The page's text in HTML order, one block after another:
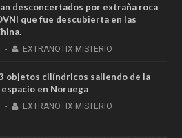
desconcertados por extraña roca
que fue descubierta en las
- EXTRANOTIX MISTERIO
objetos cilíndricos saliendo de la
en Noruega
- EXTRANOTIX MISTERIO